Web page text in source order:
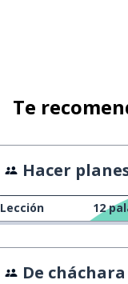
Te
Hacer
Lección 12
De cháchara